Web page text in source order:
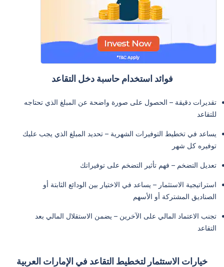
فوائد استخدام حاسبة دخل التقاعد
تقديرات دقيقة – الحصول على صورة واضحة عن المبلغ الذي تحتاجه
للتقاعد
يساعد في تخطيط التوفيرات الشهرية – تحديد المبلغ الذي يجب عليك
توفيره كل شهر
تعديل التضخم – فهم تأثير التضخم على توفيراتك
استراتيجية الاستثمار – يساعد في الاختيار بين الودائع الثابتة أو
الصناديق المشتركة أو الأسهم
تجنب الاعتماد المالي على الآخرين – يضمن الاستقلال المالي بعد
التقاعد
خيارات الاستثمار لتخطيط التقاعد في الإمارات العربية